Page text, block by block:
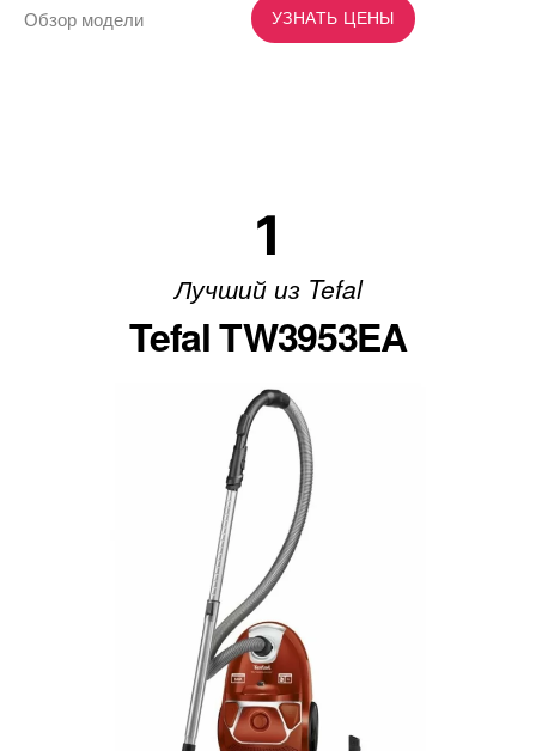
УЗНАТЬ ЦЕНЫ
Обзор модели
1
Лучший из Tefal
Tefal TW3953EA